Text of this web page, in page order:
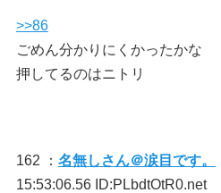
>>86
ごめん分かりにくかったかな
押してるのはニトリ
162 ： 名無しさん＠涙目です。
15:53:06.56 ID:PLbdtOtR0.net